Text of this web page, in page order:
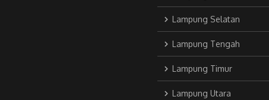
Lampung Selatan
Lampung Tengah
Lampung Timur
Lampung Utara